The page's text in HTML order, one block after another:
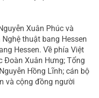
Xuân Phúc và
thuật bang Hessen
Hessen. Về phía Việt
Đoàn Xuân Hưng; Tổng
Hồng Lĩnh; cán bộ
và cộng đồng người